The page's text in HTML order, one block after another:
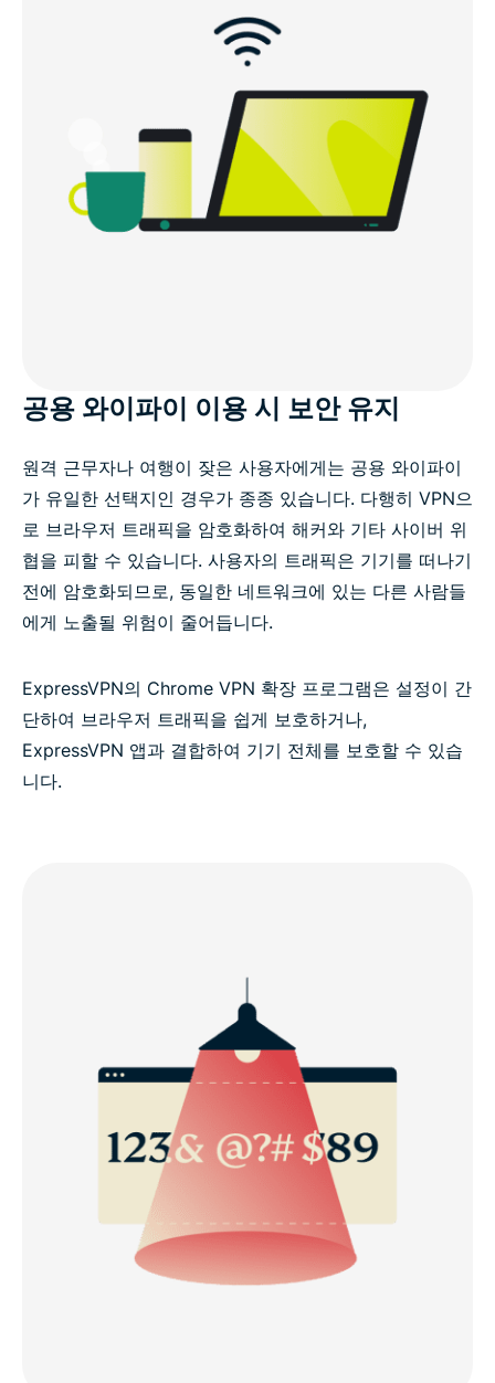
공용 와이파이 이용 시 보안 유지
원격 근무자나 여행이 잦은 사용자에게는 공용 와이파이
가 유일한 선택지인 경우가 종종 있습니다. 다행히 VPN으
로 브라우저 트래픽을 암호화하여 해커와 기타 사이버 위
협을 피할 수 있습니다. 사용자의 트래픽은 기기를 떠나기
전에 암호화되므로, 동일한 네트워크에 있는 다른 사람들
에게 노출될 위험이 줄어듭니다.
ExpressVPN의 Chrome VPN 확장 프로그램은 설정이 간
단하여 브라우저 트래픽을 쉽게 보호하거나,
ExpressVPN 앱과 결합하여 기기 전체를 보호할 수 있습
니다.